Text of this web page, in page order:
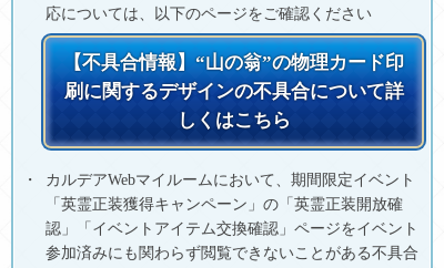
応については、以下のページをご確認ください
【不具合情報】“山の翁”の物理カード印
刷に関するデザインの不具合について詳
しくはこちら
カルデアWebマイルームにおいて、期間限定イベント
「英霊正装獲得キャンペーン」の「英霊正装開放確
認」「イベントアイテム交換確認」ページをイベント
参加済みにも関わらず閲覧できないことがある不具合